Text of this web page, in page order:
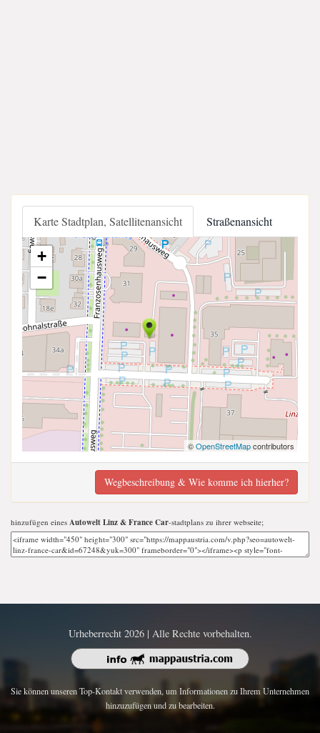
Karte Stadtplan, Satellitenansicht Straßenansicht
+
−
©OpenStreetMapcontributors
Wegbeschreibung & Wie komme ich hierher?
hinzufügen eines Autowelt Linz & France Car-stadtplans zu ihrer webseite;
Urheberrecht 2026 | Alle Rechte vorbehalten.
Sie können unseren Top-Kontakt verwenden, um Informationen zu Ihrem Unternehmen
hinzuzufügen und zu bearbeiten.